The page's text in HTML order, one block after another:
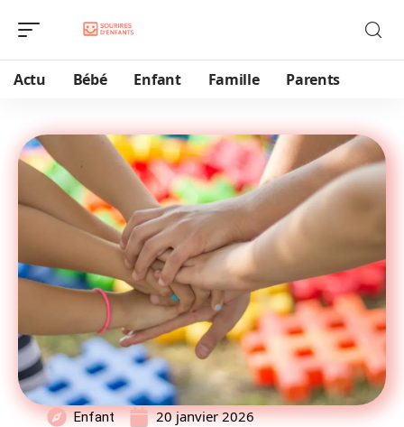
Actu Bébé Enfant Famille Parents
Enfant 20 janvier 2026